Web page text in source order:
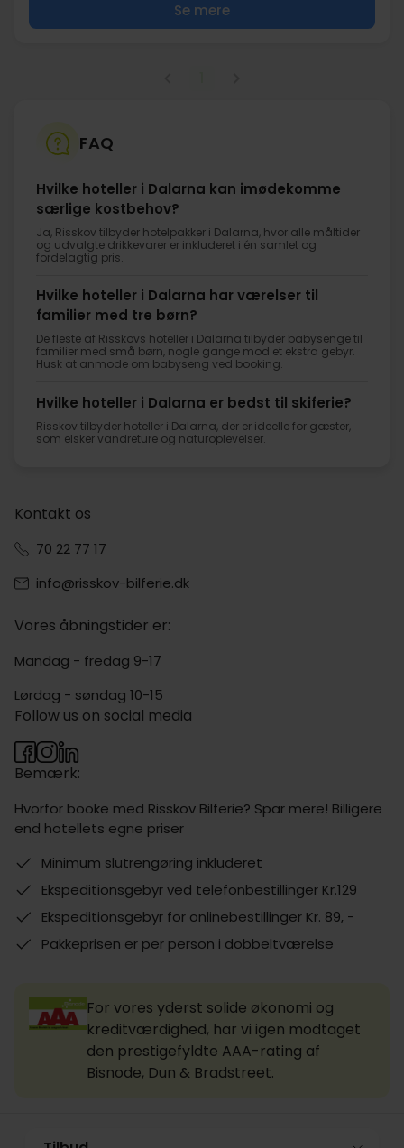
Se mere
FAQ
Hvilke hoteller i Dalarna kan imødekomme
særlige kostbehov?
Ja, Risskov tilbyder hotelpakker i Dalarna, hvor alle måltider
og udvalgte drikkevarer er inkluderet i én samlet og
fordelagtig pris.
Hvilke hoteller i Dalarna har værelser til
familier med tre børn?
De fleste af Risskovs hoteller i Dalarna tilbyder babysenge til
familier med små børn, nogle gange mod et ekstra gebyr.
Husk at anmode om babyseng ved booking.
Hvilke hoteller i Dalarna er bedst til skiferie?
Risskov tilbyder hoteller i Dalarna, der er ideelle for gæster,
som elsker vandreture og naturoplevelser.
Kontakt os
70 22 77 17
info@risskov-bilferie.dk
Vores åbningstider er:
Mandag - fredag 9-17
Lørdag - søndag 10-15
Bemærk:
Hvorfor booke med Risskov Bilferie? Spar mere! Billigere
end hotellets egne priser
Minimum slutrengøring inkluderet
Ekspeditionsgebyr ved telefonbestillinger Kr.129
Ekspeditionsgebyr for onlinebestillinger Kr. 89, -
Pakkeprisen er per person i dobbeltværelse
Follow us on social media
For vores yderst solide økonomi og
kreditværdighed, har vi igen modtaget
den prestigefyldte AAA-rating af
Bisnode, Dun & Bradstreet.